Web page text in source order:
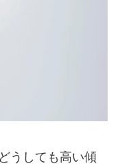
うしても高い傾